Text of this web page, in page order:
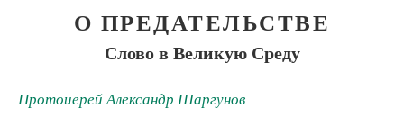
О ПРЕДАТЕЛЬСТВЕ
Слово в Великую Среду
Протоиерей Александр Шаргунов